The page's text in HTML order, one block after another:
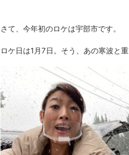
さて、今年初のロケは宇部市です。
ロケ日は1 月7日。そう、あの寒波と